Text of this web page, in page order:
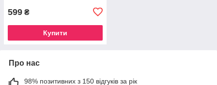
599 ₴
Купити
Про нас
98% позитивних з 150 відгуків за рік